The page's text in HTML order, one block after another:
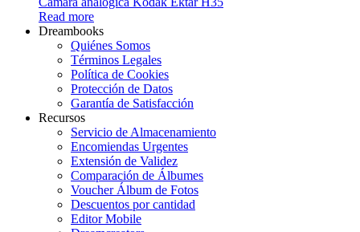
Read more
Dreambooks
Quiénes Somos
Términos Legales
Política de Cookies
Protección de Datos
Garantía de Satisfacción
Recursos
Servicio de Almacenamiento
Encomiendas Urgentes
Extensión de Validez
Comparación de Álbumes
Voucher Álbum de Fotos
Descuentos por cantidad
Editor Mobile